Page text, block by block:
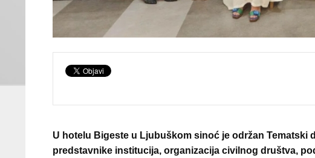
U hotelu Bigeste u Ljubuškom sinoć je održan
predstavnike institucija, organizacija civilnog društva,